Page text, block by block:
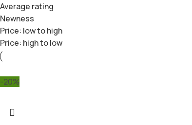
Average rating
Newness
Price: low to high
Price: high to low
-20%